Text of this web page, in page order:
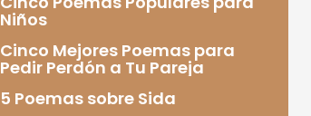
Niños
Cinco Mejores Poemas para
Pedir Perdón a Tu Pareja
5 Poemas sobre Sida